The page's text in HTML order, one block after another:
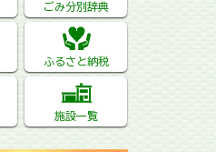
ごみ分別辞典
ふるさと納税
施設一覧